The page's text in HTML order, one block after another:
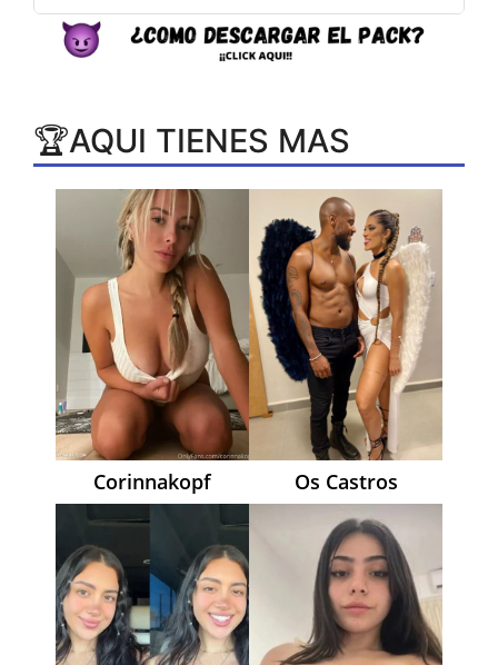
🏆AQUI TIENES MAS
Corinnakopf Os Castros